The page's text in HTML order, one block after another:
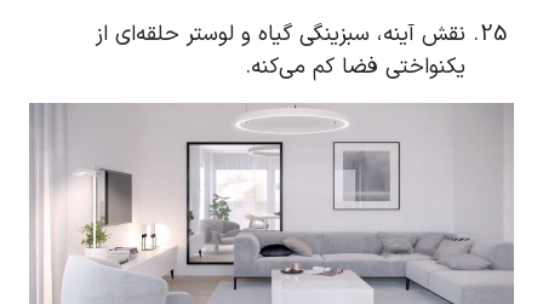
نقش آینه، سبزینگی گیاه و لوستر حلقه‌ای از
یکنواختی فضا کم می‌کنه.